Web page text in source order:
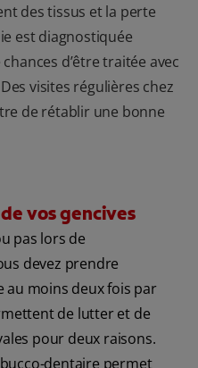
des tissus et la perte
est diagnostiquée
d’être traitée avec
visites régulières chez
de rétablir une bonne
vos gencives
pas lors de
devez prendre
au moins deux fois par
de lutter et de
pour deux raisons.
dentaire permet